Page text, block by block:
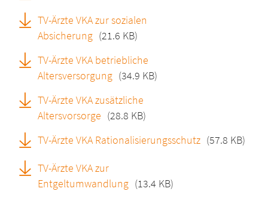
TV-Ärzte VKA zur sozialen
Absicherung (21.6 KB)
TV-Ärzte VKA betriebliche
Altersversorgung (34.9 KB)
TV-Ärzte VKA zusätzliche
Altersvorsorge (28.8 KB)
TV-Ärzte VKA Rationalisierungsschutz (57.8 KB)
TV-Ärzte VKA zur
Entgeltumwandlung (13.4 KB)